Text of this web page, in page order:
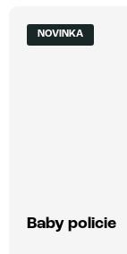
NOVINKA
Baby policie